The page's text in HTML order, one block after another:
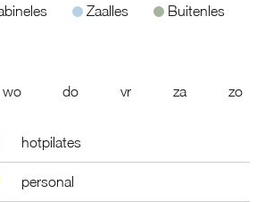
Zaalles
Buitenles
wo do vr za zo
hotpilates
personal